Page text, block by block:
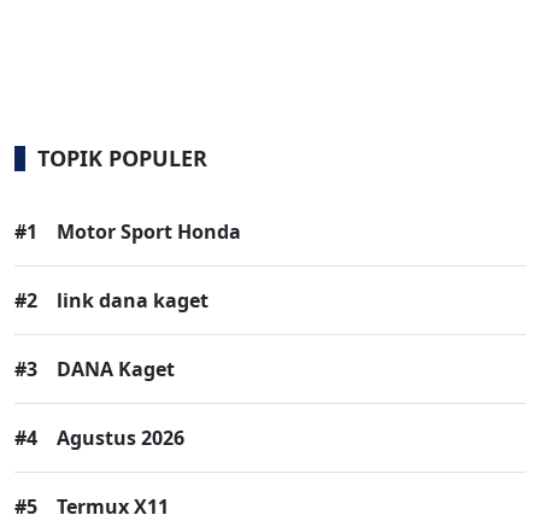
TOPIK POPULER
#1 Motor Sport Honda
#2 link dana kaget
#3 DANA Kaget
#4 Agustus 2026
#5 Termux X11